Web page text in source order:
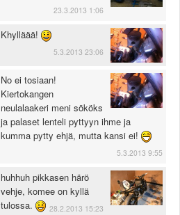
23.3.2013 1:06
Khylläää!
5.3.2013 23:06
No ei tosiaan!
Kiertokangen
neulalaakeri meni sököks
ja palaset lenteli pyttyyn ihme ja
kumma pytty ehjä, mutta kansi ei!
5.3.2013 9:55
huhhuh pikkasen härö
vehje, komee on kyllä
tulossa.
28.2.2013 15:23